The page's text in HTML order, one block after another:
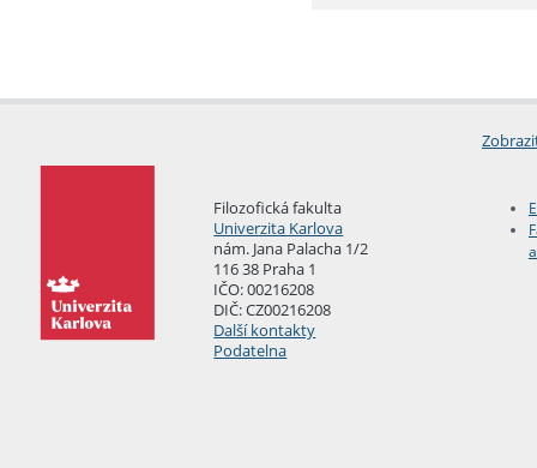
Filozofická fakulta
Univerzita Karlova
nám. Jana Palacha 1/2
116 38 Praha 1
IČO: 00216208
DIČ: CZ00216208
Další kontakty
Podatelna